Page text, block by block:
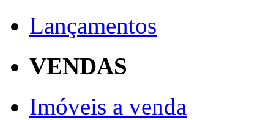
Lançamentos
VENDAS
Imóveis a venda